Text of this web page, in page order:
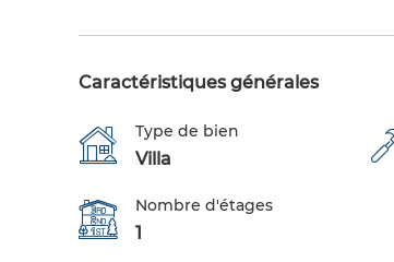
Caractéristiques générales
Type de bien
Villa
Nombre d'étages
1